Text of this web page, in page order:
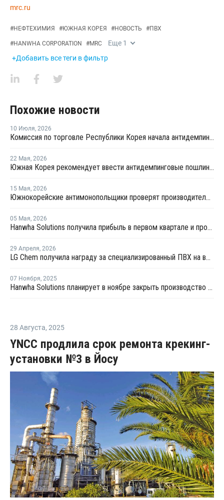
mrc.ru
#НЕФТЕХИМИЯ #ЮЖНАЯ КОРЕЯ #НОВОСТЬ #ПВХ
#HANWHA CORPORATION #MRC Еще 1
+Добавить все теги в фильтр
Похожие новости
10 Июля, 2026
Комиссия по торговле Республики Корея начала антидемпинговое расследование в отношении китайского ПВХ-С
22 Мая, 2026
Южная Корея рекомендует ввести антидемпинговые пошлины на пастообразный ПВХ в Европе
15 Мая, 2026
Южнокорейские антимонопольщики проверят производителей ПВХ на предмет картельного сговора
05 Мая, 2026
Hanwha Solutions получила прибыль в первом квартале и прогнозирует рост прибыли далее
29 Апреля, 2026
LG Chem получила награду за специализированный ПВХ на выставке Chinaplas 2026
07 Ноября, 2025
Hanwha Solutions планирует в ноябре закрыть производство ПВХ в Ульсане на ремонт
28 Августа, 2025
YNCC продлила срок ремонта крекинг-
установки №3 в Йосу